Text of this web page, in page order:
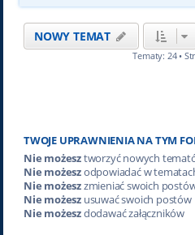
NOWY TEMAT
Tematy: 24 •
TWOJE UPRAWNIENIA NA TYM
Nie możesztworzyć nowych
Nie możeszodpowiadać w
Nie możeszzmieniać swoich
Nie możeszusuwać swoich postów
Nie możeszdodawać załączników